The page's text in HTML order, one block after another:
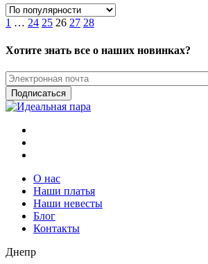
1 … 24 25 26 27 28
Хотите знать все о наших новинках?
О нас
Наши платья
Наши невесты
Блог
Контакты
Днепр